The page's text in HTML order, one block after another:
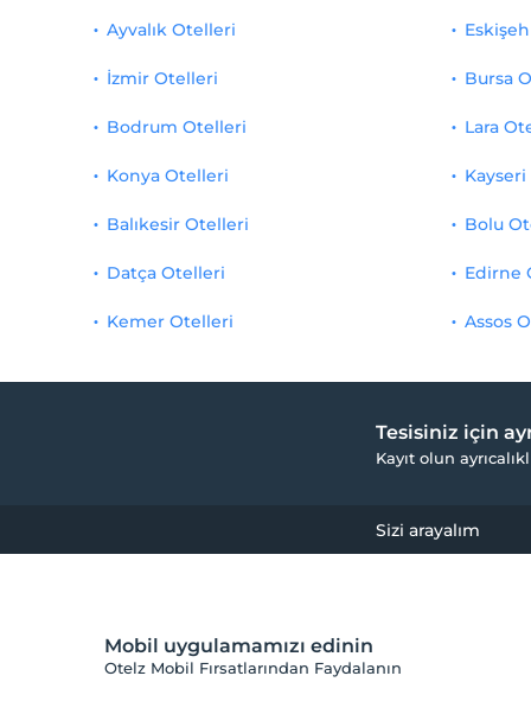
Ayvalık Otelleri
İzmir Otelleri Bursa
Bodrum Otelleri
Konya Otelleri
Balıkesir Otelleri
Datça Otelleri
Kemer Otelleri
Lara
Bolu
Edirne
Assos
Tesisiniz için
Kayıt olun
Sizi arayalım
Mobil uygulamamızı edinin
Otelz Mobil Fırsatlarından Faydalanın